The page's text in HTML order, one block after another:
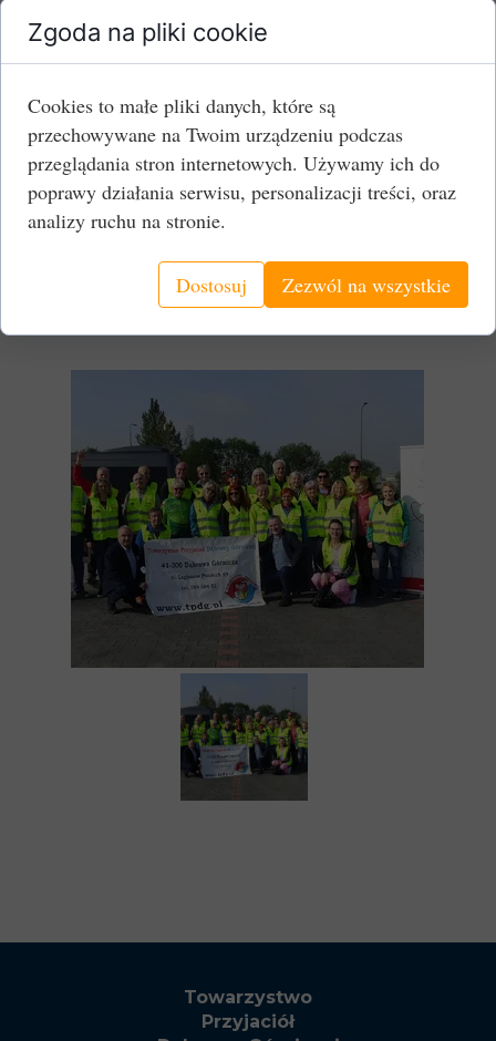
Na pokrycie kosztów transportu samochodem
uczestników i rowerów oraz przewozu bagażu i
wsparcia technicznego uzyskaliśmy darowizny
Fundacji STALPROFIL imienia
Jerzego Bernharda
Nowa Deweloper Sp. z o.o.
Towarzystwo
Przyjaciół
Zgoda na pliki cookie
Cookies to małe pliki danych, które są
przechowywane na Twoim urządzeniu podczas
przeglądania stron internetowych. Używamy ich do
poprawy działania serwisu, personalizacji treści, oraz
analizy ruchu na stronie.
Dostosuj Zezwól na wszystkie